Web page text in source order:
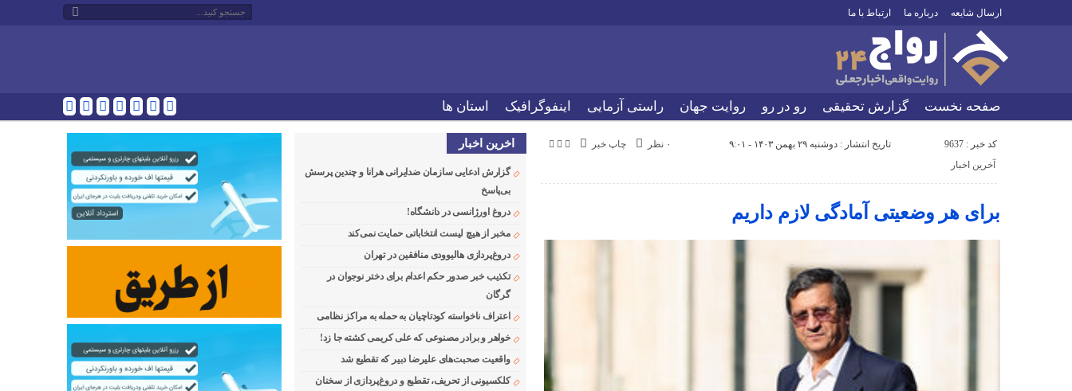
ارسال شایعه درباره ما ارتباط با ما
صفحه نخست گزارش تحقیقی رو در رو روایت جهان راستی آزمایی اینفوگرافیک استان ها
کد خبر : 9637 تاریخ انتشار : دوشنبه ۲۹ بهمن ۱۴۰۳ - ۹:۰۱ چاپ خبر
۰ نظر
آخرین اخبار
برای هر وضعیتی آمادگی لازم داریم
اخرین اخبار
گزارش ادعایی سازمان ضدایرانی هرانا و چندین پرسش
بی‌پاسخ
دروغ اورژانسی در دانشگاه!
مخبر از هیچ لیست انتخاباتی حمایت نمی‌کند
دروغ‌پردازی هالیوودی منافقین در تهران
تکذیب خبر صدور حکم اعدام برای دختر نوجوان در
گرگان
اعتراف ناخواسته کودتاچیان به حمله به مراکز نظامی
خواهر و برادر مصنوعی که علی کریمی کشته جا زد!
واقعیت صحبت‌های علیرضا دبیر که تقطیع شد
کلکسیونی از تحریف، تقطیع و دروغ‌پردازی از سخنان